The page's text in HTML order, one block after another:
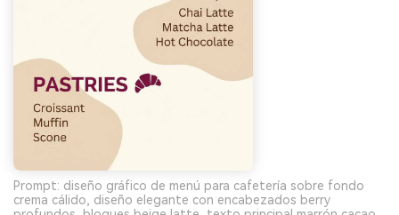
Prompt: diseño gráfico de menú para cafetería sobre fondo
crema cálido, diseño elegante con encabezados berry